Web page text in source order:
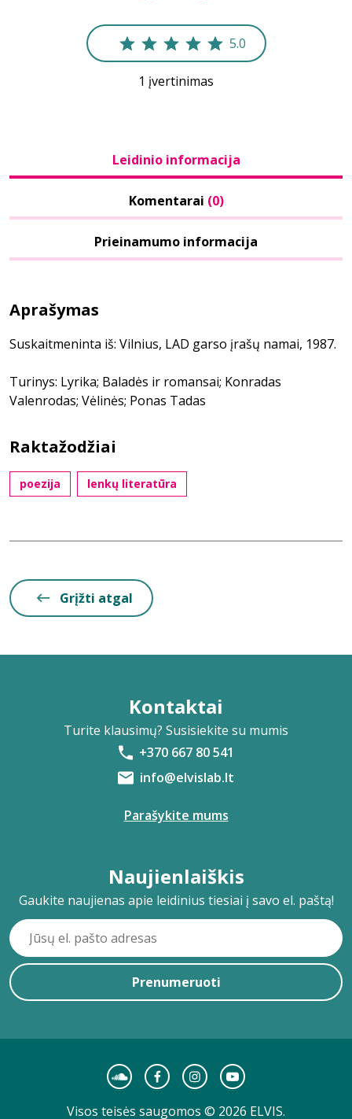
5.0
1 įvertinimas
Leidinio informacija
Komentarai (0)
Prieinamumo informacija
Aprašymas
Suskaitmeninta iš: Vilnius, LAD garso įrašų namai, 1987.
Turinys: Lyrika; Baladės ir romansai; Konradas
Valenrodas; Vėlinės; Ponas Tadas
Raktažodžiai
poezija lenkų literatūra
Grįžti atgal
Kontaktai
Turite klausimų? Susisiekite su mumis
+370 667 80 541
info@elvislab.lt
Parašykite mums
Naujienlaiškis
Gaukite naujienas apie leidinius tiesiai į savo el. paštą!
Prenumeruoti
Visos teisės saugomos © 2026 ELVIS.